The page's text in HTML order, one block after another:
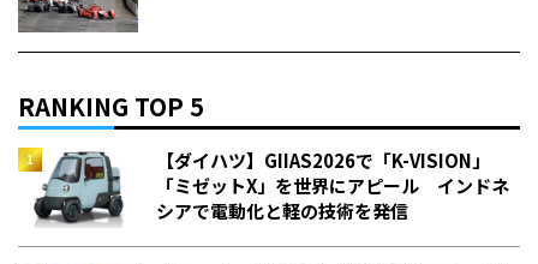
RANKING TOP 5
【ダイハツ】GIIAS2026で「K-VISION」
「ミゼットX」を世界にアピール インドネ
シアで電動化と軽の技術を発信